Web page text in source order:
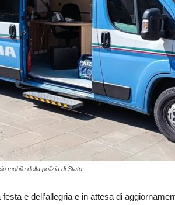
mobile della polizia di Stato
e dell’allegria e in attesa di